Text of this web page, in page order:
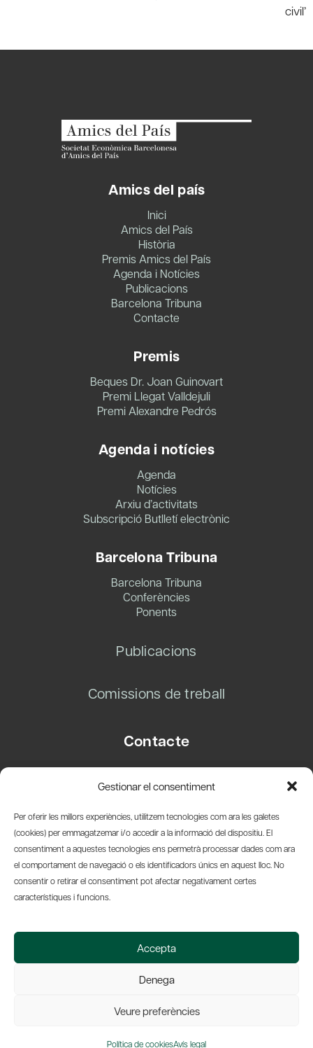
Gestionar el consentiment
Per oferir les millors experiències, utilitzem tecnologies com ara les galetes
(cookies) per emmagatzemar i/o accedir a la informació del dispositiu. El
consentiment a aquestes tecnologies ens permetrà processar dades com ara
el comportament de navegació o els identificadors únics en aquest lloc. No
consentir o retirar el consentiment pot afectar negativament certes
característiques i funcions.
Accepta
Denega
Veure preferències
Política de cookiesAvís legal
civil’
Amics del país
Inici
Amics del País
Història
Premis Amics del País
Agenda i Notícies
Publicacions
Barcelona Tribuna
Contacte
Premis
Beques Dr. Joan Guinovart
Premi Llegat Valldejuli
Premi Alexandre Pedrós
Agenda i notícies
Agenda
Notícies
Arxiu d’activitats
Subscripció Butlletí electrònic
Barcelona Tribuna
Barcelona Tribuna
Conferències
Ponents
Publicacions
Comissions de treball
Contacte
08003 Barcelona
info@amicsdelpais.com
Suscripció Newsletter
© 2026 Societat Econòmica Barcelonesa d'Amics del País
Web by Ideamatic